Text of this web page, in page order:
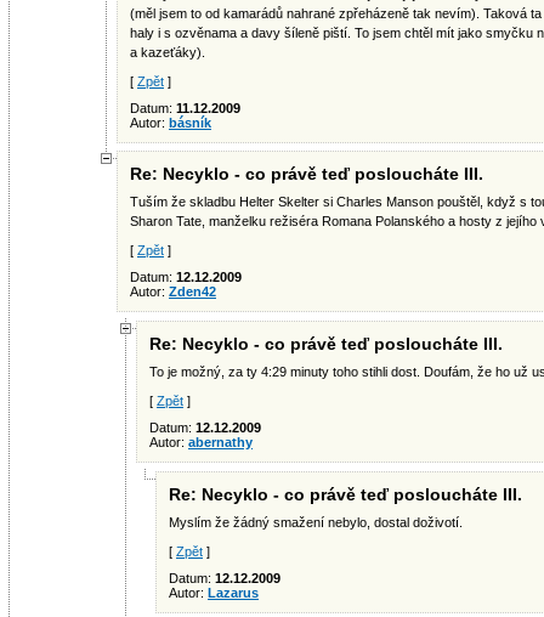
(měl jsem to od kamarádů nahrané zpřeházeně tak nevím). Taková
haly i s ozvěnama a davy šíleně piští. To jsem chtěl mít jako smyčku
a kazeťáky).
[ Zpět ]
Datum: 11.12.2009
Autor: básník
Re: Necyklo - co právě teď posloucháte III.
Tuším že skladbu Helter Skelter si Charles Manson pouštěl, když s
Sharon Tate, manželku režiséra Romana Polanského a hosty z
[ Zpět ]
Datum: 12.12.2009
Autor: Zden42
Re: Necyklo - co právě teď posloucháte III.
To je možný, za ty 4:29 minuty toho stihli dost. Doufám, že ho už
[ Zpět ]
Datum: 12.12.2009
Autor: abernathy
Re: Necyklo - co právě teď posloucháte III.
Myslím že žádný smažení nebylo, dostal doživotí.
[ Zpět ]
Datum: 12.12.2009
Autor: Lazarus